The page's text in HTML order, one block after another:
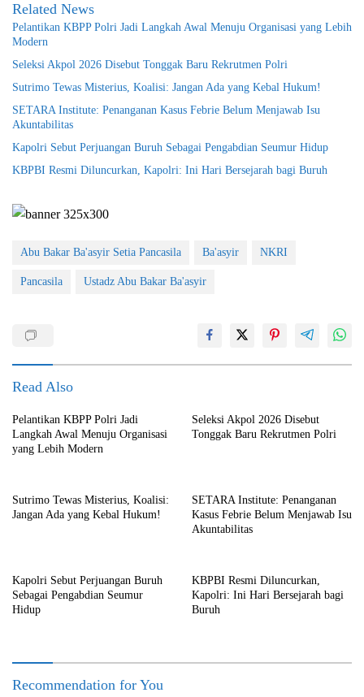
Related News
Pelantikan KBPP Polri Jadi Langkah Awal Menuju Organisasi yang Lebih
Modern
Seleksi Akpol 2026 Disebut Tonggak Baru Rekrutmen Polri
Sutrimo Tewas Misterius, Koalisi: Jangan Ada yang Kebal Hukum!
SETARA Institute: Penanganan Kasus Febrie Belum Menjawab Isu
Akuntabilitas
Kapolri Sebut Perjuangan Buruh Sebagai Pengabdian Seumur Hidup
KBPBI Resmi Diluncurkan, Kapolri: Ini Hari Bersejarah bagi Buruh
Abu Bakar Ba'asyir Setia Pancasila Ba'asyir NKRI
Pancasila Ustadz Abu Bakar Ba'asyir
Read Also
Pelantikan KBPP Polri Jadi
Langkah Awal Menuju Organisasi
yang Lebih Modern
Seleksi Akpol 2026 Disebut
Tonggak Baru Rekrutmen Polri
Sutrimo Tewas Misterius, Koalisi:
Jangan Ada yang Kebal Hukum!
SETARA Institute: Penanganan
Kasus Febrie Belum Menjawab Isu
Akuntabilitas
Kapolri Sebut Perjuangan Buruh
Sebagai Pengabdian Seumur
Hidup
KBPBI Resmi Diluncurkan,
Kapolri: Ini Hari Bersejarah bagi
Buruh
Recommendation for You